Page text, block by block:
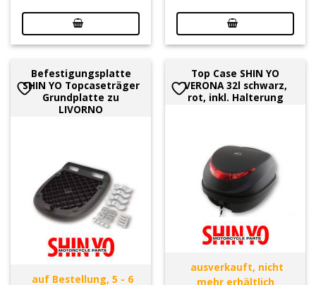
Befestigungsplatte
SHIN YO Topcaseträger
Grundplatte zu
LIVORNO
auf Bestellung, 5 - 6
Top Case SHIN YO
VERONA 32l schwarz,
rot, inkl. Halterung
ausverkauft, nicht
mehr erhältlich